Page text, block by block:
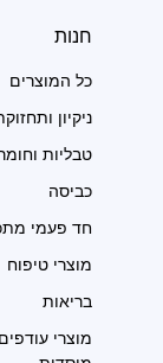
חנות
כל המוצרים
ניקיון
טבליות
כביסה
חד פעמי
מוצרי טיפוח
בריאות
מוצרי